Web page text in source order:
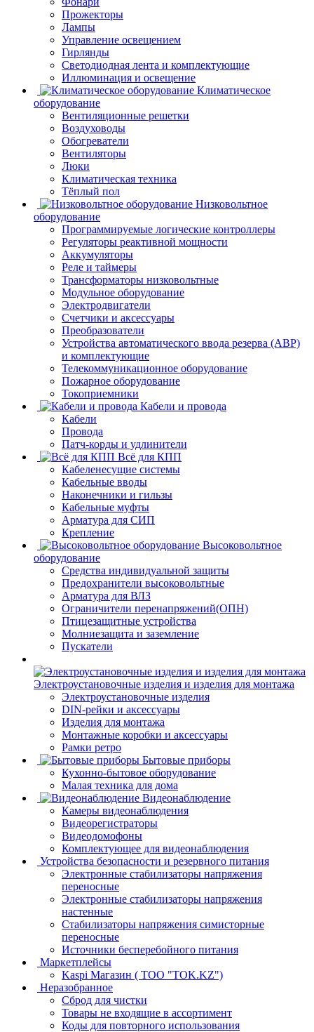
Прожекторы
Лампы
Управление освещением
Гирлянды
Светодиодная лента и комплектующие
Иллюминация и освещение
Климатическое
оборудование
Вентиляционные решетки
Воздуховоды
Обогреватели
Вентиляторы
Люки
Климатическая техника
Тёплый пол
Низковольтное
оборудование
Программируемые логические контроллеры
Регуляторы реактивной мощности
Аккумуляторы
Реле и таймеры
Трансформаторы низковольтные
Модульное оборудование
Электродвигатели
Счетчики и аксессуары
Преобразователи
Устройства автоматического ввода резерва (АВР)
и комплектующие
Телекоммуникационное оборудование
Пожарное оборудование
Токоприемники
Кабели и провода
Кабели
Провода
Патч-корды и удлинители
Всё для КПП
Кабеленесущие системы
Кабельные вводы
Наконечники и гильзы
Кабельные муфты
Арматура для СИП
Крепление
Высоковольтное
оборудование
Средства индивидуальной защиты
Предохранители высоковольтные
Арматура для ВЛЗ
Ограничители перенапряжений(ОПН)
Птицезащитные устройства
Молниезащита и заземление
Пускатели
Электроустановочные изделия и изделия для монтажа
Электроустановочные изделия
DIN-рейки и аксессуары
Изделия для монтажа
Монтажные коробки и аксессуары
Рамки ретро
Бытовые приборы
Кухонно-бытовое оборудование
Малая техника для дома
Видеонаблюдение
Камеры видеонаблюдения
Видеорегистраторы
Видеодомофоны
Комплектующее для видеонаблюдения
Устройства безопасности и резервного питания
Электронные стабилизаторы напряжения
переносные
Электронные стабилизаторы напряжения
настенные
Стабилизаторы напряжения симисторные
переносные
Источники бесперебойного питания
Маркетплейсы
Kaspi Магазин ( ТОО "TOK.KZ")
Неразобранное
Сброд для чистки
Товары не входящие в ассортимент
Коды для повторного использования